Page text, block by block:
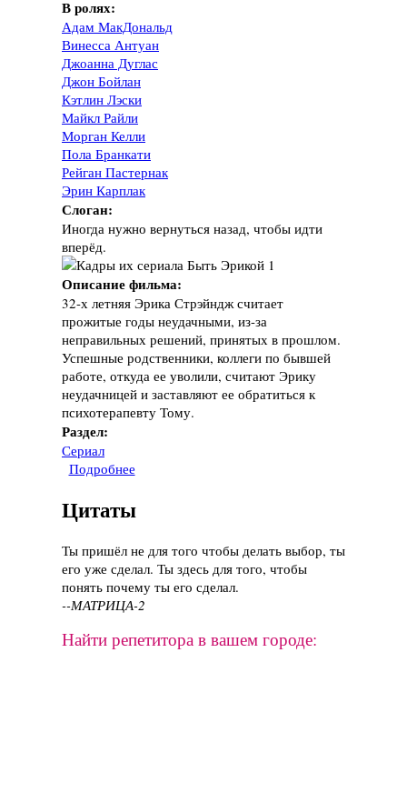
В ролях:
Адам МакДональд
Винесса Антуан
Джоанна Дуглас
Джон Бойлан
Кэтлин Лэски
Майкл Райли
Морган Келли
Пола Бранкати
Рейган Пастернак
Эрин Карплак
Слоган:
Иногда нужно вернуться назад, чтобы идти
вперёд.
Описание фильма:
32-х летняя Эрика Стрэйндж считает
прожитые годы неудачными, из-за
неправильных решений, принятых в прошлом.
Успешные родственники, коллеги по бывшей
работе, откуда ее уволили, считают Эрику
неудачницей и заставляют ее обратиться к
психотерапевту Тому.
Раздел:
Сериал
Подробнее
Цитаты
Ты пришёл не для того чтобы делать выбор, ты
его уже сделал. Ты здесь для того, чтобы
понять почему ты его сделал.
--МАТРИЦА-2
Найти репетитора в вашем городе: